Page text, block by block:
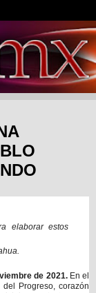
elaborar estos
de 2021.En el
Progreso, corazón